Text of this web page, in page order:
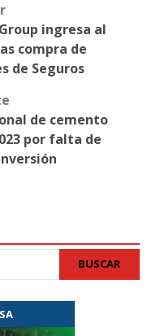
ingresa al
compra de
de Seguros
de cemento
por falta de
BUSCAR